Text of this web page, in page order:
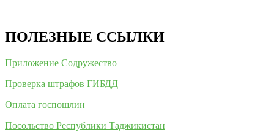
ПОЛЕЗНЫЕ ССЫЛКИ
Приложение Содружество
Проверка штрафов ГИБДД
Оплата госпошлин
Посольство Республики Таджикистан